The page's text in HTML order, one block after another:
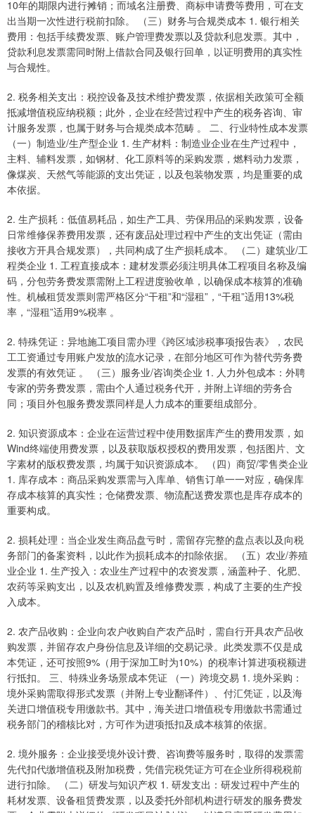
10年的期限内进行摊销；而域名注册费、商标申请费等费用，可在支
出当期一次性进行税前扣除。 （三）财务与合规类成本 1. 银行相关
费用：包括手续费发票、账户管理费发票以及贷款利息发票。其中，
贷款利息发票需同时附上借款合同及银行回单，以证明费用的真实性
与合规性。
2. 税务相关支出：税控设备及技术维护费发票，依据相关政策可全额
抵减增值税应纳税额；此外，企业在经营过程中产生的税务咨询、审
计服务发票，也属于财务与合规类成本范畴 。 二、行业特性成本发票
（一）制造业/生产型企业 1. 生产材料：制造业企业在生产过程中，
主料、辅料发票，如钢材、化工原料等的采购发票，燃料动力发票，
像煤炭、天然气等能源的支出凭证，以及包装物发票，均是重要的成
本依据。
2. 生产损耗：低值易耗品，如生产工具、劳保用品的采购发票，设备
日常维修保养费用发票，还有废品处理过程中产生的支出凭证（需由
接收方开具合规发票），共同构成了生产损耗成本。 （二）建筑业/工
程类企业 1. 工程直接成本：建材发票必须注明具体工程项目名称及编
码，分包劳务费发票需附上工程进度验收单，以确保成本核算的准确
性。机械租赁发票则需严格区分“干租”和“湿租”，“干租”适用13%税
率，“湿租”适用9%税率 。
2. 特殊凭证：异地施工项目需办理《跨区域涉税事项报告表》，农民
工工资通过专用账户发放的流水记录，在部分地区可作为替代劳务费
发票的有效凭证 。 （三）服务业/咨询类企业 1. 人力外包成本：外聘
专家的劳务费发票，需由个人通过税务代开，并附上详细的劳务合
同；项目外包服务费发票同样是人力成本的重要组成部分。
2. 知识资源成本：企业在运营过程中使用数据库产生的费用发票，如
Wind终端使用费发票，以及获取版权授权的费用发票，包括图片、文
字素材的版权费发票，均属于知识资源成本。 （四）商贸/零售类企业
1. 库存成本：商品采购发票需与入库单、销售订单一一对应，确保库
存成本核算的真实性；仓储费发票、物流配送费发票也是库存成本的
重要构成。
2. 损耗处理：当企业发生商品盘亏时，需留存完整的盘点表以及向税
务部门的备案资料，以此作为损耗成本的扣除依据。 （五）农业/养殖
业企业 1. 生产投入：农业生产过程中的农资发票，涵盖种子、化肥、
农药等采购支出，以及农机购置及维修费发票，构成了主要的生产投
入成本。
2. 农产品收购：企业向农户收购自产农产品时，需自行开具农产品收
购发票，并留存农户身份信息及详细的交易记录。此类发票不仅是成
本凭证，还可按照9%（用于深加工时为10%）的税率计算进项税额进
行抵扣。 三、特殊业务场景成本凭证 （一）跨境交易 1. 境外采购：
境外采购需取得形式发票（并附上专业翻译件）、付汇凭证，以及海
关进口增值税专用缴款书。其中，海关进口增值税专用缴款书需通过
税务部门的稽核比对，方可作为进项抵扣及成本核算的依据。
2. 境外服务：企业接受境外设计费、咨询费等服务时，取得的发票需
先代扣代缴增值税及附加税费，凭借完税凭证方可在企业所得税税前
进行扣除。 （二）研发与知识产权 1. 研发支出：研发过程中产生的
耗材发票、设备租赁费发票，以及委托外部机构进行研发的服务费发